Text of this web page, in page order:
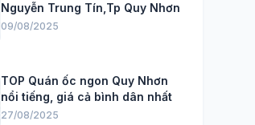
Nguyễn Trung Tín,Tp Quy Nhơn
09/08/2025
TOP Quán ốc ngon Quy Nhơn
nổi tiếng, giá cả bình dân nhất
27/08/2025